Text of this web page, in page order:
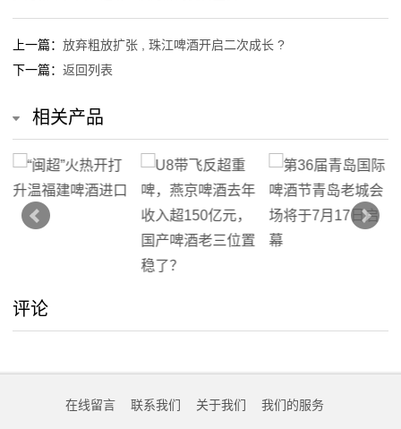
上一篇： 放弃粗放扩张 , 珠江啤酒开启二次成长 ?
下一篇： 返回列表
相关产品
评论
在线留言 联系我们 关于我们 我们的服务